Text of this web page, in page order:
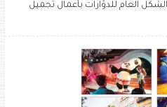
العام للدوّارات بأعمال تجميل